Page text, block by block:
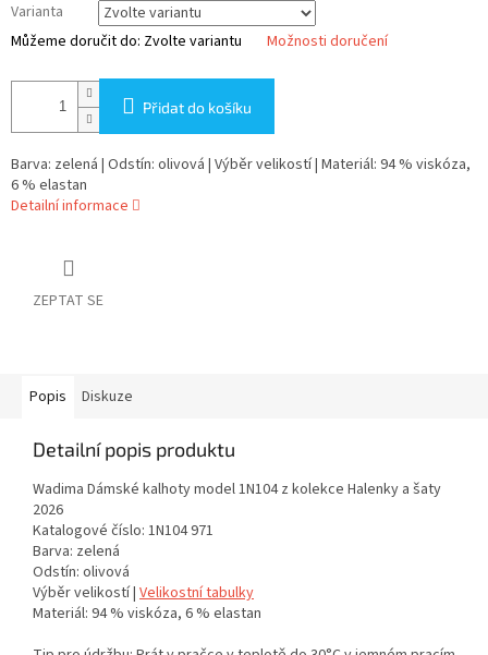
Varianta
Můžeme doručit do: Zvolte variantu Možnosti doručení
Přidat do košíku
Barva: zelená | Odstín: olivová | Výběr velikostí | Materiál: 94 % viskóza,
6 % elastan
Detailní informace
ZEPTAT SE
Popis Diskuze
Detailní popis produktu
Wadima Dámské kalhoty model 1N104 z kolekce Halenky a šaty
2026
Katalogové číslo: 1N104 971
Barva: zelená
Odstín: olivová
Výběr velikostí | Velikostní tabulky
Materiál: 94 % viskóza, 6 % elastan